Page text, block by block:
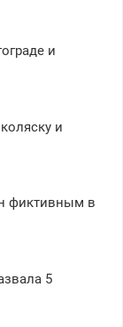
и
и
фиктивным в
5